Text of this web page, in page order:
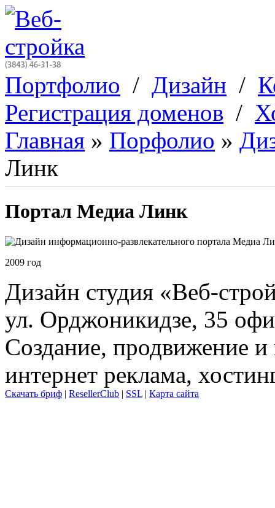
Перейти к основному содержанию
Портфолио / Дизайн /
Регистрация доменов /
Вы здесь
Главная » Порфолио »
Линк
Портал Медиа Линк
2009 год
Дизайн студия «Веб-
ул. Орджоникидзе, 35
Создание, продвижение и
интернет реклама,
Скачать бриф | ResellerClub | SSL | Карта сайта